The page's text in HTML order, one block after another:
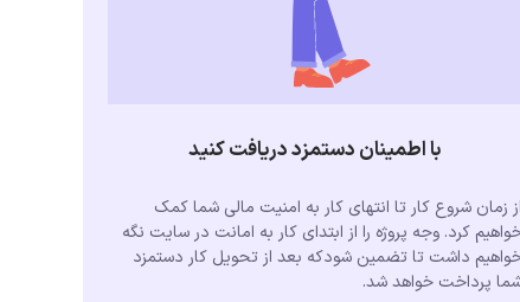
با اطمینان دستمزد دریافت کنید
از زمان شروع کار تا انتهای کار به امنیت مالی شما کمک
کرد. وجه پروژه را از ابتدای کار به امانت در سایت نگه
داشت تا تضمین شودکه بعد از تحویل کار دستمزد
پرداخت خواهد شد.